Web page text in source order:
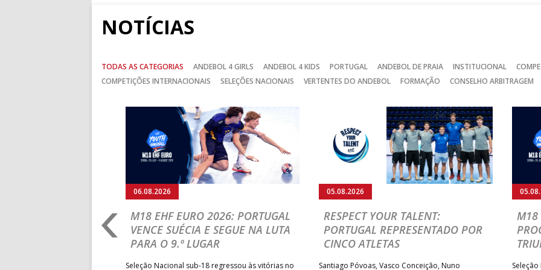
NOTÍCIAS
TODAS AS CATEGORIAS ANDEBOL 4 GIRLS ANDEBOL 4 KIDS PORTUGAL ANDEBOL DE PRAIA INSTITUCIONAL
COMPETIÇÕES INTERNACIONAIS
SELEÇÕES NACIONAIS VERTENTES DO ANDEBOL FORMAÇÃO CONSELHO ARBITRAGEM
REPRESENTADO POR
05.08.2026
M18 EHF EURO 2026: PORTUGAL
PROCURA REGRESSAR AOS
TRIUNFOS FRENTE À SUÉCIA
Seleção Nacional sub-18 volta a entrar em campo
05.08.2026
IHF W18 WORLD CHAMPIONSHIP:
BRASIL É O PRIMEIRO
ADVERSÁRIO DA FASE A